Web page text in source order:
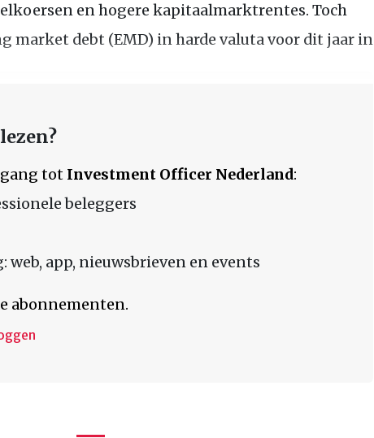
en hogere kapitaalmarktrentes. Toch
market debt (EMD) in harde valuta voor dit jaar in
tot Investment Officer Nederland:
beleggers
web, app, nieuwsbrieven en events
abonnementen.